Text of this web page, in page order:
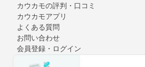
カウカモの評判・口コミ
カウカモアプリ
よくある質問
お問い合わせ
会員登録・ログイン